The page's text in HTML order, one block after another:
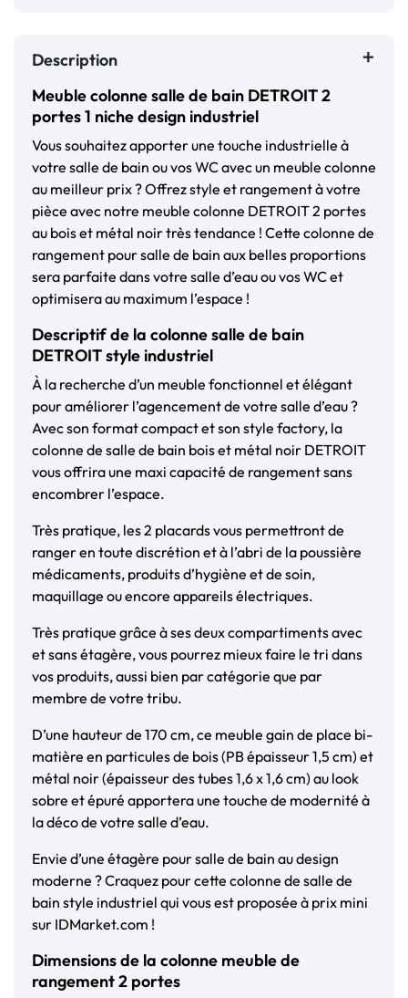
Description
Meuble colonne salle de bain DETROIT 2
portes 1 niche design industriel
Vous souhaitez apporter une touche industrielle à
votre salle de bain ou vos WC avec un meuble colonne
au meilleur prix ? Offrez style et rangement à votre
pièce avec notre meuble colonne DETROIT 2 portes
au bois et métal noir très tendance ! Cette colonne de
rangement pour salle de bain aux belles proportions
sera parfaite dans votre salle d’eau ou vos WC et
optimisera au maximum l’espace !
Descriptif de la colonne salle de bain
DETROIT style industriel
À la recherche d’un meuble fonctionnel et élégant
pour améliorer l’agencement de votre salle d’eau ?
Avec son format compact et son style factory, la
colonne de salle de bain bois et métal noir DETROIT
vous offrira une maxi capacité de rangement sans
encombrer l’espace.
Très pratique, les 2 placards vous permettront de
ranger en toute discrétion et à l’abri de la poussière
médicaments, produits d’hygiène et de soin,
maquillage ou encore appareils électriques.
Très pratique grâce à ses deux compartiments avec
et sans étagère, vous pourrez mieux faire le tri dans
vos produits, aussi bien par catégorie que par
membre de votre tribu.
D’une hauteur de 170 cm, ce meuble gain de place bi-
matière en particules de bois (PB épaisseur 1,5 cm) et
métal noir (épaisseur des tubes 1,6 x 1,6 cm) au look
sobre et épuré apportera une touche de modernité à
la déco de votre salle d’eau.
Envie d’une étagère pour salle de bain au design
moderne ? Craquez pour cette colonne de salle de
bain style industriel qui vous est proposée à prix mini
sur IDMarket.com !
Dimensions de la colonne meuble de
rangement 2 portes